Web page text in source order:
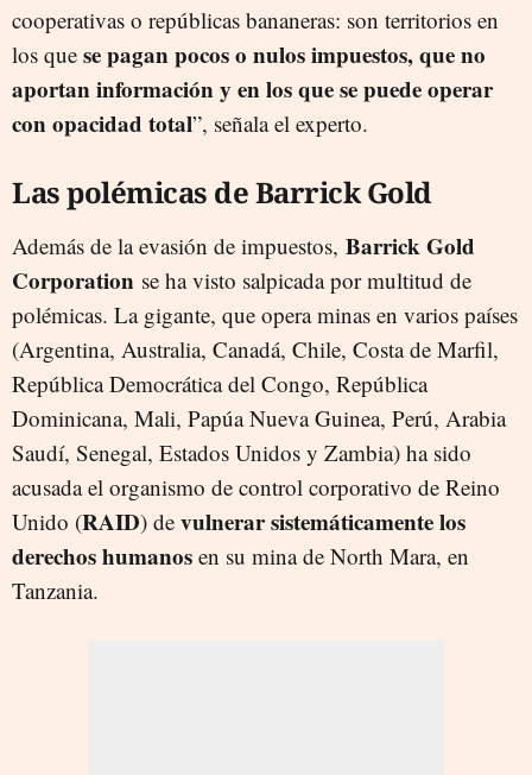
cooperativas o repúblicas bananeras: son territorios en
los que se pagan pocos o nulos impuestos, que no
aportan información y en los que se puede operar
con opacidad total”, señala el experto.
Las polémicas de Barrick Gold
Además de la evasión de impuestos, Barrick Gold
Corporation se ha visto salpicada por multitud de
polémicas. La gigante, que opera minas en varios países
(Argentina, Australia, Canadá, Chile, Costa de Marfil,
República Democrática del Congo, República
Dominicana, Mali, Papúa Nueva Guinea, Perú, Arabia
Saudí, Senegal, Estados Unidos y Zambia) ha sido
acusada el organismo de control corporativo de Reino
Unido (RAID) de vulnerar sistemáticamente los
derechos humanos en su mina de North Mara, en
Tanzania.